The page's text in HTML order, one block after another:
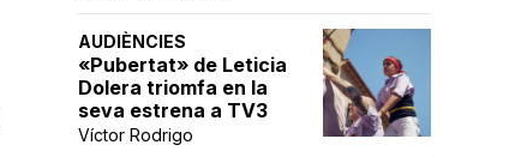
AUDIÈNCIES
«Pubertat» de Leticia
Dolera triomfa en la
seva estrena a TV3
Víctor Rodrigo